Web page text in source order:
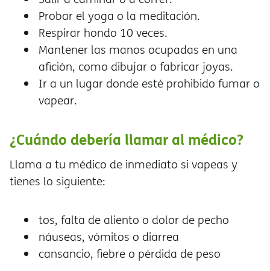
Probar el yoga o la meditación.
Respirar hondo 10 veces.
Mantener las manos ocupadas en una
afición, como dibujar o fabricar joyas.
Ir a un lugar donde esté prohibido fumar o
vapear.
¿Cuándo debería llamar al médico?
Llama a tu médico de inmediato si vapeas y
tienes lo siguiente:
tos, falta de aliento o dolor de pecho
náuseas, vómitos o diarrea
cansancio, fiebre o pérdida de peso